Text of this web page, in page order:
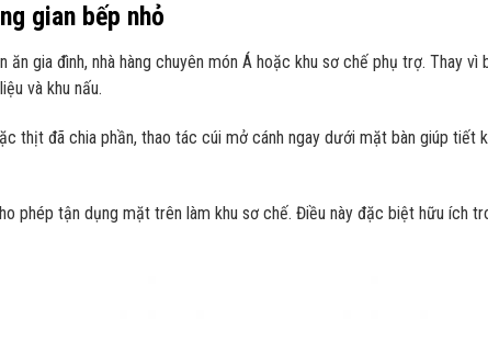
gian bếp nhỏ
ăn gia đình, nhà hàng chuyên món Á hoặc khu sơ chế phụ trợ. Thay
và khu nấu.
thịt đã chia phần, thao tác cúi mở cánh ngay dưới mặt bàn giúp
phép tận dụng mặt trên làm khu sơ chế. Điều này đặc biệt hữu ích